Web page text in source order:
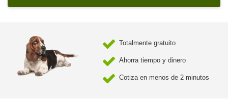
Totalmente gratuito
Ahorra tiempo y dinero
Cotiza en menos de 2 minutos